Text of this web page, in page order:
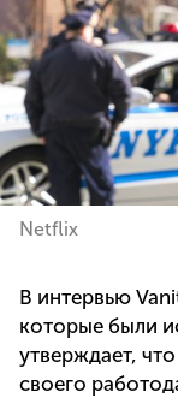
Netflix
В интервью
которые были
утверждает,
своего